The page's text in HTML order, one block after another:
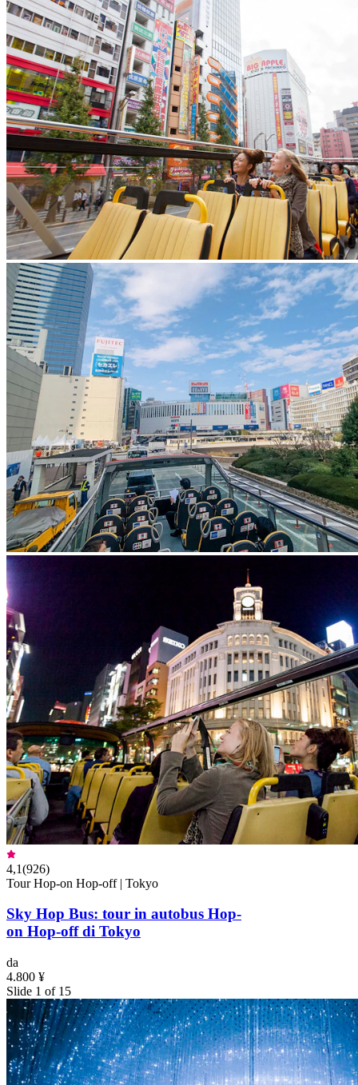
4,1(926)
Tour Hop-on Hop-off | Tokyo
Sky Hop Bus: tour in autobus Hop-
on Hop-off di Tokyo
da
4.800 ¥
Slide 1 of 15